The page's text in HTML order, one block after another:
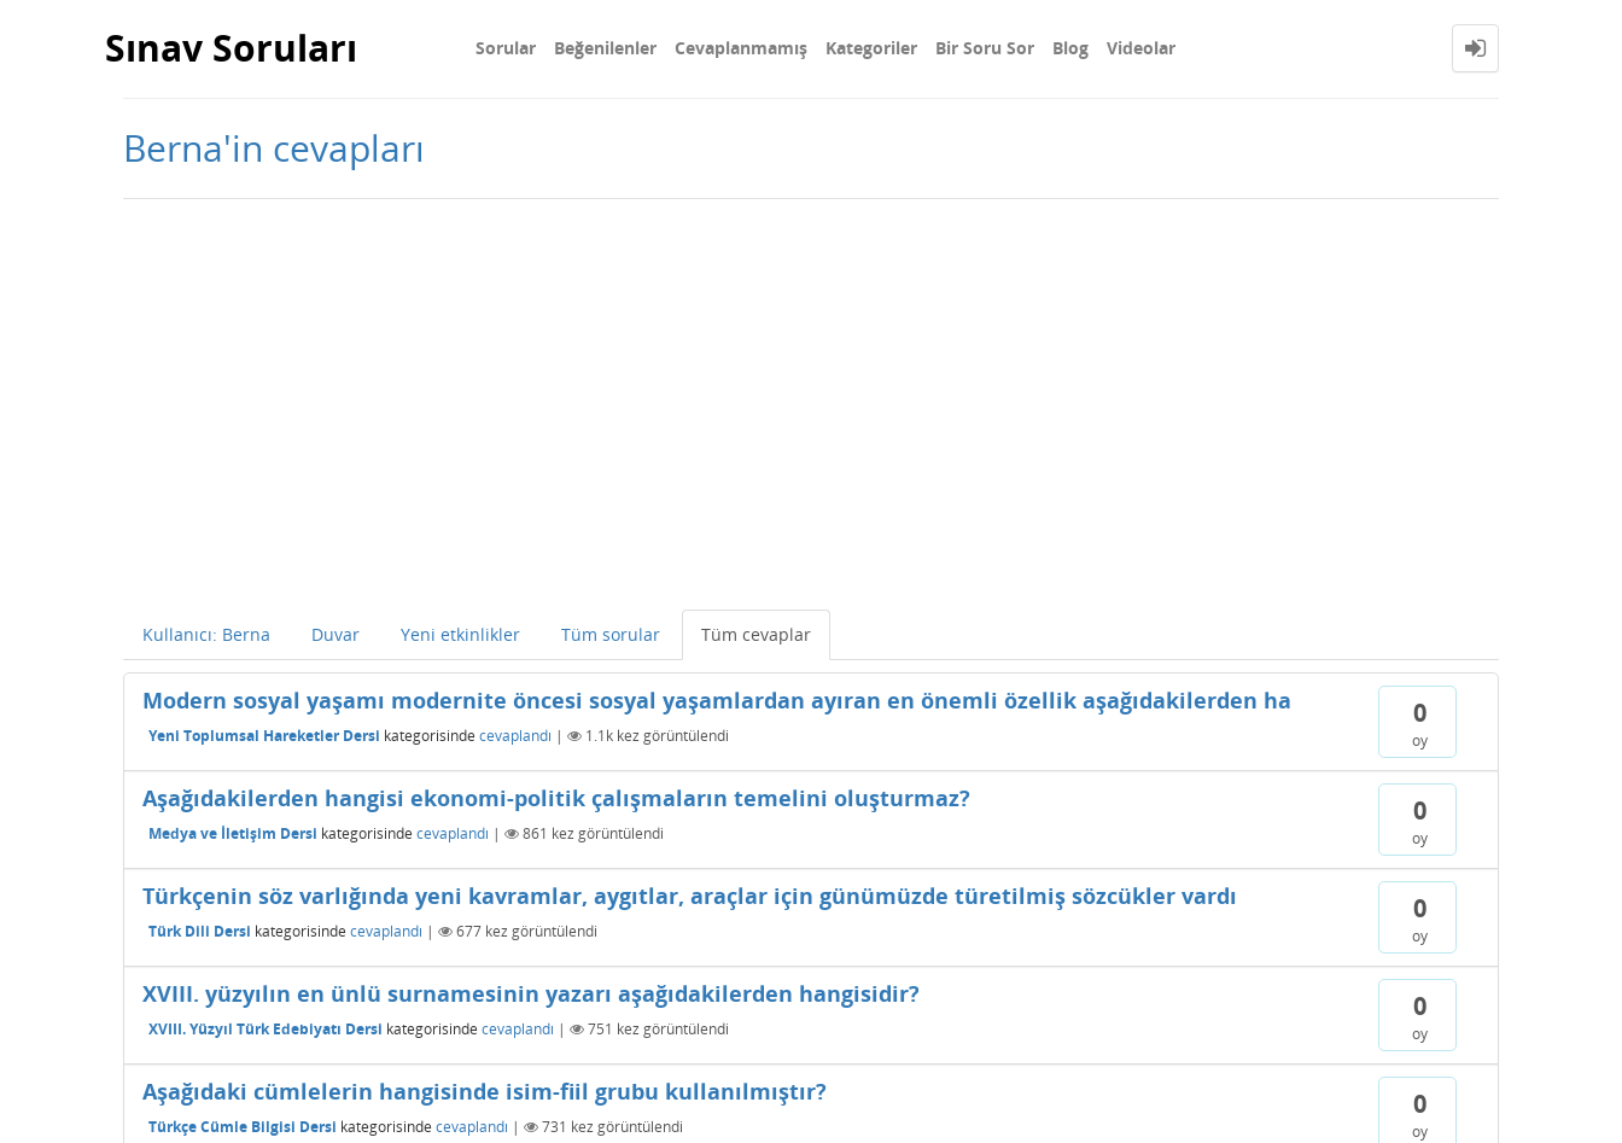
Sınav Soruları Sorular Beğenilenler Cevaplanmamış Kategoriler Bir Soru Sor Blog Videolar
Berna'in cevapları
Kullanıcı: Berna Duvar Yeni etkinlikler Tüm sorular Tüm cevaplar
0
oy
Modern sosyal yaşamı modernite öncesi sosyal yaşamlardan ayıran en önemli özellik aşağıdakilerden ha
Yeni Toplumsal Hareketler Dersi kategorisinde cevaplandı | 1.1k kez görüntülendi
0
oy
Aşağıdakilerden hangisi ekonomi-politik çalışmaların temelini oluşturmaz?
Medya ve İletişim Dersi kategorisinde cevaplandı | 861 kez görüntülendi
0
oy
Türkçenin söz varlığında yeni kavramlar, aygıtlar, araçlar için günümüzde türetilmiş sözcükler vardı
Türk Dili Dersi kategorisinde cevaplandı | 677 kez görüntülendi
0
oy
XVIII. yüzyılın en ünlü surnamesinin yazarı aşağıdakilerden hangisidir?
XVIII. Yüzyıl Türk Edebiyatı Dersi kategorisinde cevaplandı | 751 kez görüntülendi
0
oy
Aşağıdaki cümlelerin hangisinde isim-fiil grubu kullanılmıştır?
Türkçe Cümle Bilgisi Dersi kategorisinde cevaplandı | 731 kez görüntülendi